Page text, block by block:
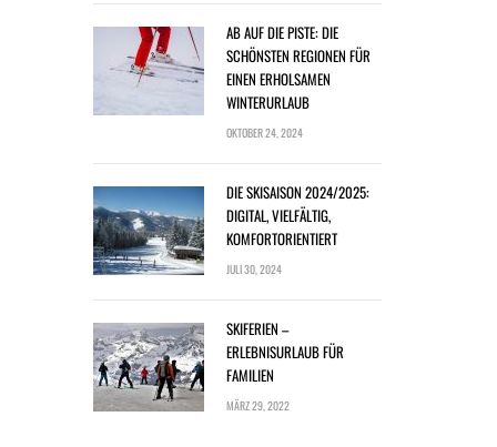
AB AUF DIE PISTE: DIE
SCHÖNSTEN REGIONEN FÜR
EINEN ERHOLSAMEN
WINTERURLAUB
OKTOBER 24, 2024
DIE SKISAISON 2024/2025:
DIGITAL, VIELFÄLTIG,
KOMFORTORIENTIERT
JULI 30, 2024
SKIFERIEN –
ERLEBNISURLAUB FÜR
FAMILIEN
MÄRZ 29, 2022